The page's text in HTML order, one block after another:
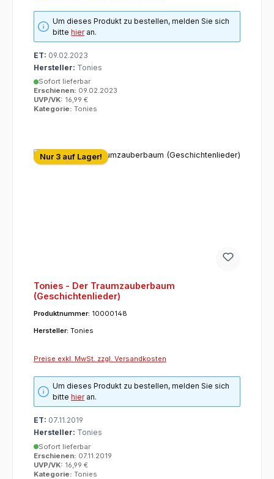
Um dieses Produkt zu bestellen, melden Sie sich
bittehieran.
ET: 09.02.2023
Hersteller: Tonies
Sofort lieferbar
Erschienen: 09.02.2023
UVP/VK: 16,99 €
Kategorie: Tonies
Nur 3 auf Lager!
Tonies - Der Traumzauberbaum
(Geschichtenlieder)
Produktnummer: 10000148
Hersteller: Tonies
Preise exkl. MwSt. zzgl. Versandkosten
Um dieses Produkt zu bestellen, melden Sie sich
bittehieran.
ET: 07.11.2019
Hersteller: Tonies
Sofort lieferbar
Erschienen: 07.11.2019
UVP/VK: 16,99 €
Kategorie: Tonies